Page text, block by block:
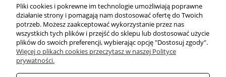
POMOC
ZAKUPY
MOJE KONTO
Pliki cookies i pokrewne im technologie umożliwiają poprawne
działanie strony i pomagają nam dostosować ofertę do Twoich
potrzeb. Możesz zaakceptować wykorzystanie przez nas
wszystkich tych plików i przejść do sklepu lub dostosować użycie
plików do swoich preferencji, wybierając opcję "Dostosuj zgody".
Więcej o plikach cookies przeczytasz w naszej Polityce
prywatności.